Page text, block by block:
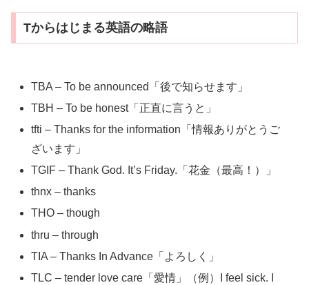
Tからはじまる英語の略語
TBA – To be announced「後で知らせます」
TBH – To be honest「正直に言うと」
tfti – Thanks for the information「情報ありがとうご
ざいます」
TGIF – Thank God. It’s Friday.「花金（最高！）」
thnx – thanks
THO – though
thru – through
TIA – Thanks In Advance「よろしく」
TLC – tender love care「愛情」
（例）I feel sick. I